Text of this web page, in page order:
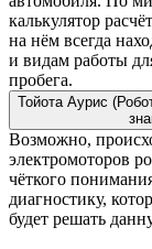
калькулятор
на нём всегда
и видам работы
пробега.
Тойота Аурис
Возможно,
электромоторов
чёткого
диагностику,
будет решать